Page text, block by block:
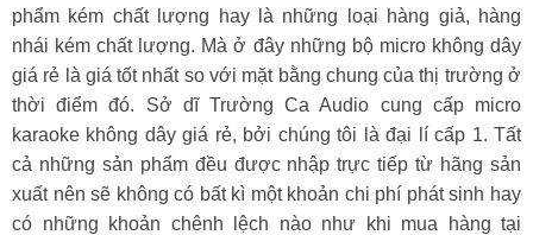
phẩm kém chất lượng hay là những loại hàng giả, hàng
nhái kém chất lượng. Mà ở đây những bộ micro không dây
giá rẻ là giá tốt nhất so với mặt bằng chung của thị trường ở
thời điểm đó. Sở dĩ Trường Ca Audio cung cấp micro
karaoke không dây giá rẻ, bởi chúng tôi là đại lí cấp 1. Tất
cả những sản phẩm đều được nhập trực tiếp từ hãng sản
xuất nên sẽ không có bất kì một khoản chi phí phát sinh hay
có những khoản chênh lệch nào như khi mua hàng tại